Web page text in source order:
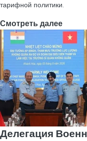
тарифной политики.
Смотреть далее
Делегация